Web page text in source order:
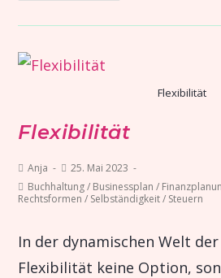
Flexibilität
Flexibilität
Anja
25. Mai 2023
Buchhaltung / Businessplan /
Rechtsformen / Selbständigkeit / Steuern
In der dynamischen Welt
Flexibilität keine Option,